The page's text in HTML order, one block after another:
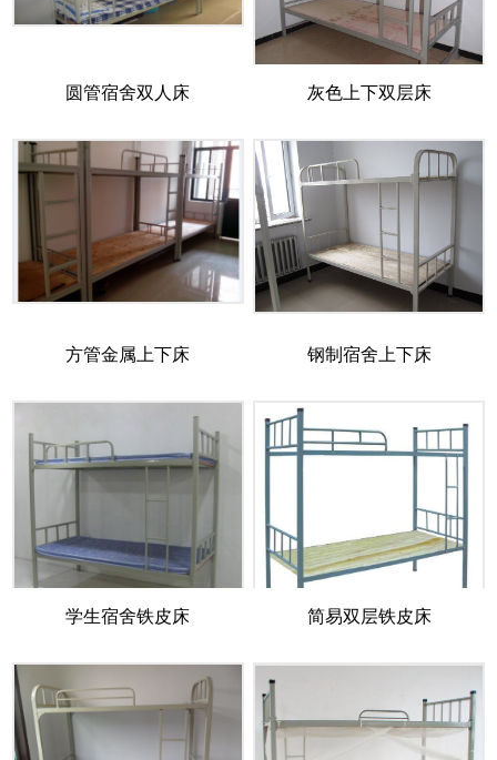
圆管宿舍双人床 灰色上下双层床
方管金属上下床 钢制宿舍上下床
学生宿舍铁皮床 简易双层铁皮床